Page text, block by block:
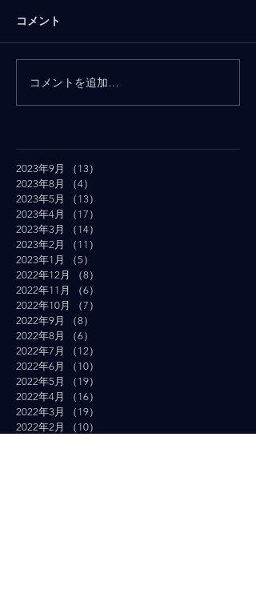
コメント
コメントを追加…
2023年9月 （13）
2023年8月
（4）
2023年5月
（13）
2023年4月
（17）
2023年3月
（14）
2023年2月
（11）
2023年1月
（5）
2022年12月
（8）
2022年11月
（6）
2022年10月
（7）
2022年9月
（8）
2022年8月
（6）
2022年7月
（12）
2022年6月
（10）
2022年5月
（19）
2022年4月
（16）
2022年3月
（19）
2022年2月
（10）